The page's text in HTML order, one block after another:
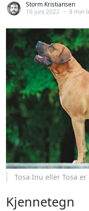
Storm Kristiansen
16 juni 2022 • 8 min
Tosa Inu eller Tosa
Kjennetegn